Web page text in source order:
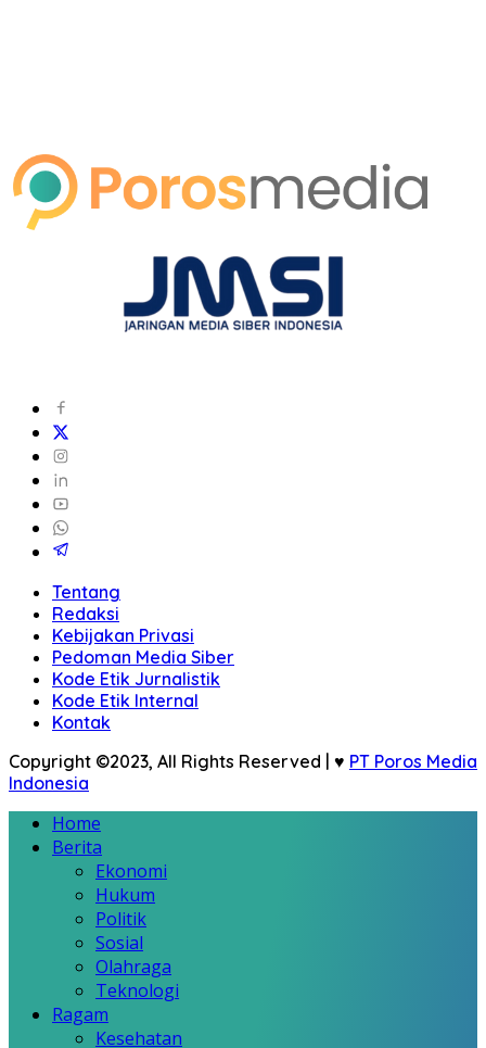
Tentang
Redaksi
Kebijakan Privasi
Pedoman Media Siber
Kode Etik Jurnalistik
Kode Etik Internal
Kontak
Copyright ©2023, All Rights Reserved | ♥ PT Poros Media
Indonesia
Home
Berita
Ekonomi
Hukum
Politik
Sosial
Olahraga
Teknologi
Ragam
Kesehatan